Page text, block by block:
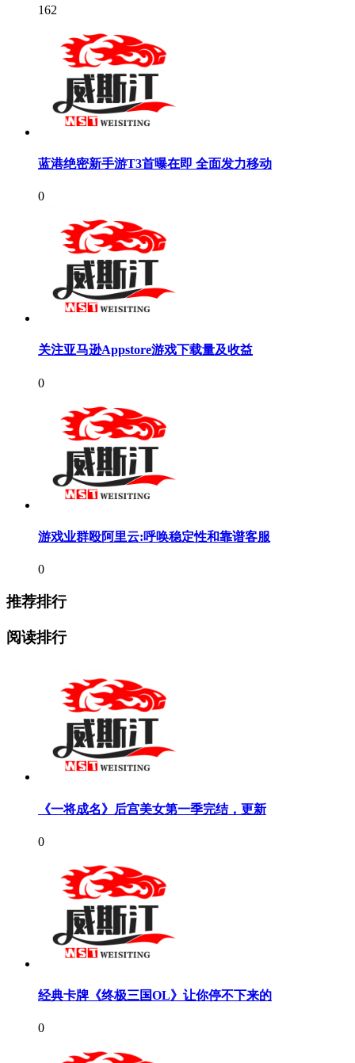
162
蓝港绝密新手游T3首曝在即 全面发力移动
0
关注亚马逊Appstore游戏下载量及收益
0
游戏业群殴阿里云:呼唤稳定性和靠谱客服
0
推荐排行
阅读排行
《一将成名》后宫美女第一季完结，更新
0
经典卡牌《终极三国OL》让你停不下来的
0